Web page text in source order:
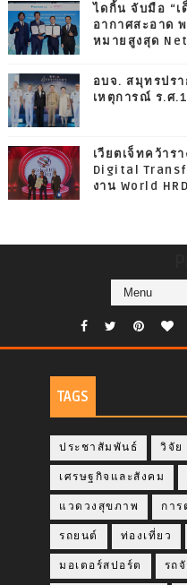
ไดกิ้น จับมือ “เ
อากาศสะอาด
หมายสูงสุด
อบจ. สมุทรปร
เหตุการณ์ ร.ศ
เวียตเจ็ทคว้าร
Digital
งาน World
TAGS
ประชาสัมพันธ์ วิจัย
เศรษฐกิจและสังคม
แวดวงสุขภาพ การ
รถยนต์ ท่องเที่ยว
มอเตอร์สปอร์ต รถ